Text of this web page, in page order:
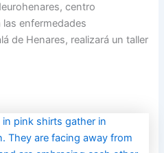
centro
enfermedades
de Henares, realizará un taller